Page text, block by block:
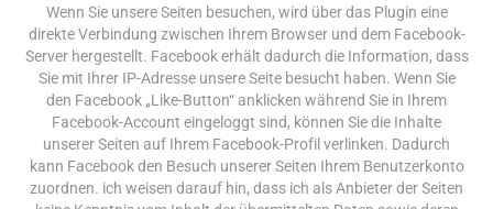
Wenn Sie unsere Seiten besuchen, wird über das Plugin eine
direkte Verbindung zwischen Ihrem Browser und dem Facebook-
Server hergestellt. Facebook erhält dadurch die Information, dass
Sie mit Ihrer IP-Adresse unsere Seite besucht haben. Wenn Sie
den Facebook „Like-Button“ anklicken während Sie in Ihrem
Facebook-Account eingeloggt sind, können Sie die Inhalte
unserer Seiten auf Ihrem Facebook-Profil verlinken. Dadurch
kann Facebook den Besuch unserer Seiten Ihrem Benutzerkonto
zuordnen. ich weisen darauf hin, dass ich als Anbieter der Seiten